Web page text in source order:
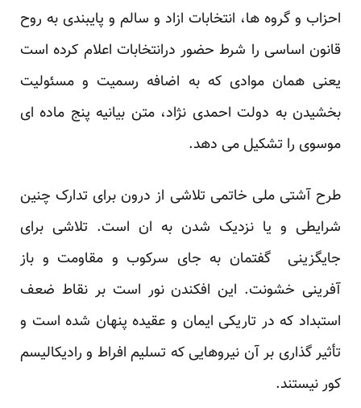
احزاب و گروه ها، انتخابات ازاد و سالم و پایبندی به روح
قانون اساسی را شرط حضور درانتخابات اعلام کرده است
یعنی همان موادی که به اضافه رسمیت و مسئولیت
بخشیدن به دولت احمدی نژاد، متن بیانیه پنج ماده ای
موسوی را تشکیل می دهد.
طرح آشتی ملی خاتمی تلاشی از درون برای تدارک چنین
شرایطی و یا نزدیک شدن به ان است. تلاشی برای
جایگزینی گفتمان به جای سرکوب و مقاومت و باز
آفرینی خشونت. این افکندن نور است بر نقاط ضعف
استبداد که در تاریکی ایمان و عقیده پنهان شده است و
تأثیر گذاری بر آن نیروهایی که تسلیم افراط و رادیکالیسم
کور نیستند.